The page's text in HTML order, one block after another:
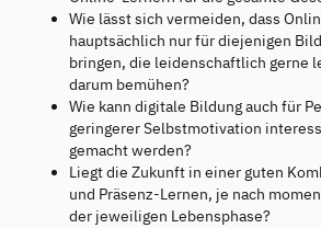
Wie lässt sich vermeiden, dass
hauptsächlich nur für diejenigen
bringen, die leidenschaftlich gerne
darum bemühen?
Wie kann digitale Bildung auch für
geringerer Selbstmotivation
gemacht werden?
Liegt die Zukunft in einer guten
und Präsenz-Lernen, je nach
der jeweiligen Lebensphase?